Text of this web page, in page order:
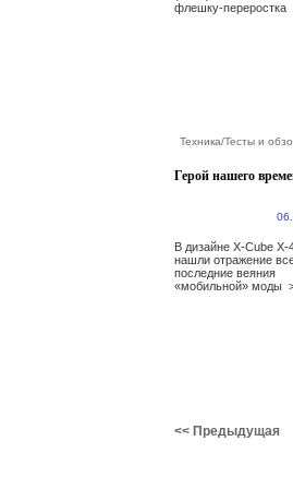
флешку-переростка
Техника/Тесты и
Герой нашего
В дизайне X-Cube X-
нашли отражение
последние веяния
«мобильной» моды
<< Предыдущая